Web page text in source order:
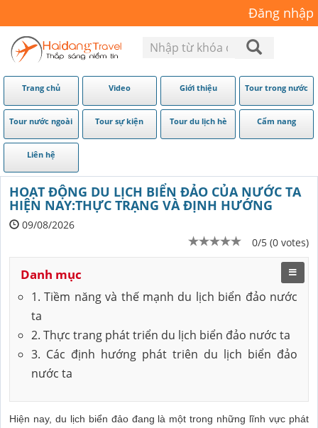
Đăng nhập
Trang chủ Video Giới thiệu Tour trong nước
Tour nước ngoài Tour sự kiện Tour du lịch hè Cẩm nang
Liên hệ
HOẠT ĐỘNG DU LỊCH BIỂN ĐẢO CỦA NƯỚC TA
HIỆN NAY:THỰC TRẠNG VÀ ĐỊNH HƯỚNG
09/08/2026
0/5 (0 votes)
Danh mục
1. Tiềm năng và thế mạnh du lịch biển đảo nước
ta
2. Thực trang phát triển du lịch biển đảo nước ta
3. Các định hướng phát triên du lịch biển đảo
nước ta
Hiện nay, du lịch biển đảo đang là một trong những lĩnh vực phát